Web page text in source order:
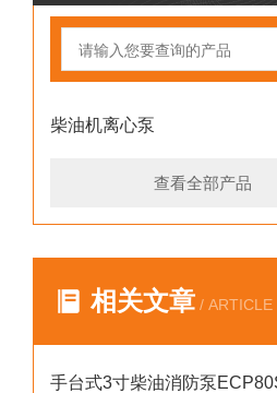
柴油机离心泵
查看全部产品
相关文章 / ARTICLE